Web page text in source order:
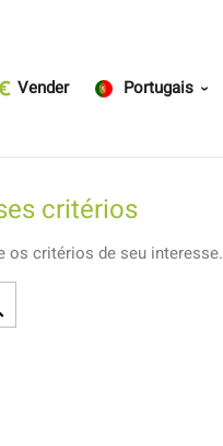
Vender Portugais
critérios
os critérios de seu interesse.